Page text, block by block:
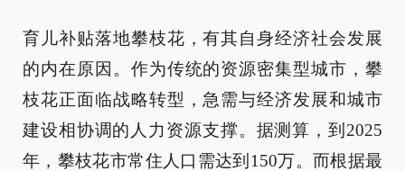
育儿补贴落地攀枝花，有其自身经济社会发展
的内在原因。作为传统的资源密集型城市，攀
枝花正面临战略转型，急需与经济发展和城市
建设相协调的人力资源支撑。据测算，到2025
年，攀枝花市常住人口需达到150万。而根据最